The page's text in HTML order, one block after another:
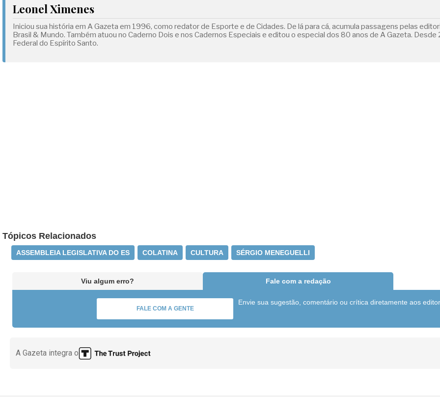
Leonel Ximenes
Iniciou sua história em A Gazeta em 1996, como redator de Esporte e de Cidades. De lá para cá, acumula passagens pelas
Brasil & Mundo. Também atuou no Caderno Dois e nos Cadernos Especiais e editou o especial dos 80 anos de A Gazeta.
Federal do Espírito Santo.
Tópicos Relacionados
ASSEMBLEIA LEGISLATIVA DO ES COLATINA CULTURA SÉRGIO MENEGUELLI
Viu algum erro? Fale com a redação
FALE COM A GENTE
Envie sua sugestão, comentário ou crítica diretamente aos
A Gazeta integra o